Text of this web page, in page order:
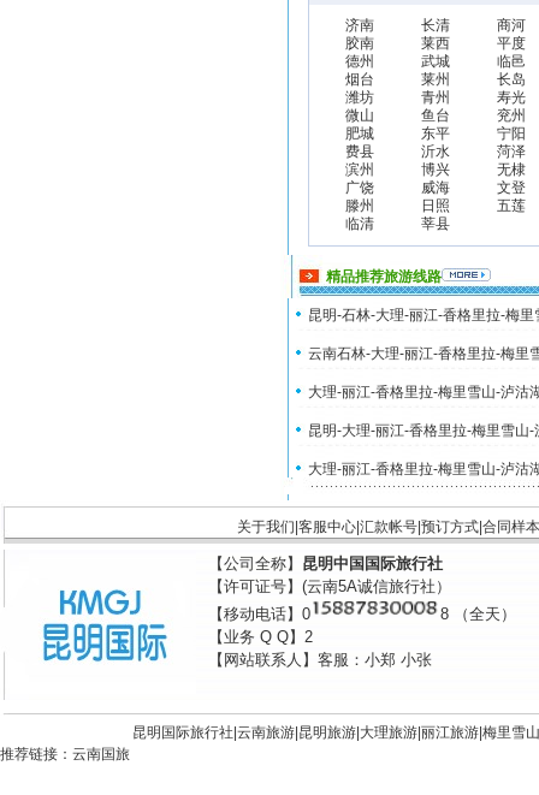
济南 长清
商河
胶南
莱西
平度
德州
武城
临邑
烟台
莱州
长岛
潍坊
青州
寿光
微山
鱼台
兖州
肥城
东平
宁阳
费县
沂水
菏泽
滨州
博兴
无棣
广饶
威海
文登
滕州
日照
五莲
临清
莘县
精品推荐旅游线路
昆明-石林-大理-丽江-香格里拉-梅
云南石林-大理-丽江-香格里拉-梅里
大理-丽江-香格里拉-梅里雪山-泸沽
昆明-大理-丽江-香格里拉-梅里雪山
大理-丽江-香格里拉-梅里雪山-泸沽
关于我们 客服中心 汇款帐号 预订方式 合同样本
【公司全称】 昆明中国国际旅行社
【许可证号】(云南5A诚信旅行社）
【移动电话】0
8 （全天）
【业务 Q Q】2
【网站联系人】客服：小郑 小张
昆明国际旅行社| 云南旅游 昆明旅游 大理旅游 丽江旅游 梅里雪山
推荐链接： 云南国旅